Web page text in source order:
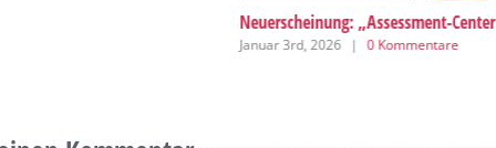
Neuerscheinung: „Assessment-
Januar 3rd, 2026 | 0 Kommentare